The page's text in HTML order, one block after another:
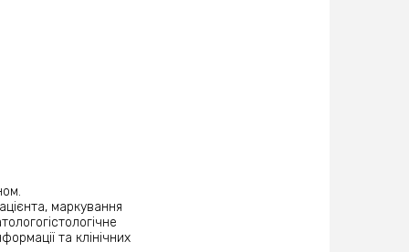
маркування
та клінічних